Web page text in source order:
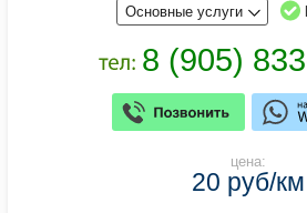
Основные услуги
цена:
20 руб/км